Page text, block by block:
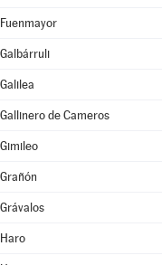
Fuenmayor
Galbárruli
Galilea
Gallinero de Cameros
Gimileo
Grañón
Grávalos
Haro